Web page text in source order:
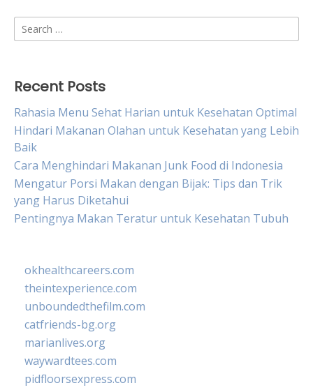
Search
for:
Recent Posts
Rahasia Menu Sehat Harian untuk Kesehatan Optimal
Hindari Makanan Olahan untuk Kesehatan yang Lebih
Baik
Cara Menghindari Makanan Junk Food di Indonesia
Mengatur Porsi Makan dengan Bijak: Tips dan Trik
yang Harus Diketahui
Pentingnya Makan Teratur untuk Kesehatan Tubuh
okhealthcareers.com
theintexperience.com
unboundedthefilm.com
catfriends-bg.org
marianlives.org
waywardtees.com
pidfloorsexpress.com